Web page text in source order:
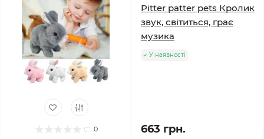
0
Pitter patter pets Кролик
звук, світиться, грає
музика
У наявності
663 грн.